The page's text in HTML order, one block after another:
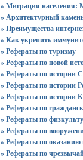
» Миграция населения:
» Архитектурный
» Преимущества
» Как укрепить
» Рефераты по туризму
» Рефераты по новой
» Рефераты по истории
» Рефераты по
» Рефераты по
» Рефераты по
» Рефераты по